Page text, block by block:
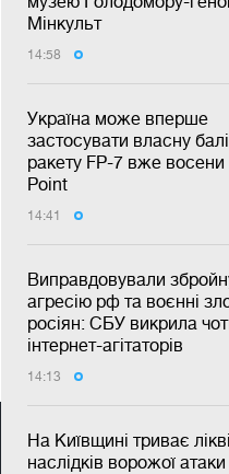
Мінкульт
14:58
Україна може вперше
застосувати власну
ракету FP-7 вже
Point
14:41
Виправдовували
агресію рф та воєнні
росіян: СБУ викрила
інтернет-агітаторів
14:13
На Київщині триває
наслідків ворожої атаки